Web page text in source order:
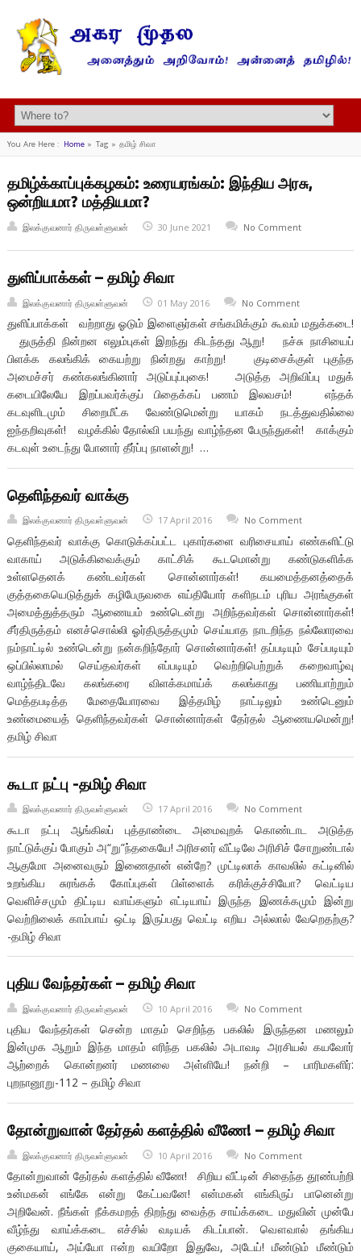
You Are Here : Home» Tag » தமிழ் சிவா
தமிழ்க்காப்புக்கழகம்: உரையரங்கம்: இந்திய அரசு,
ஒன்றியமா? மத்தியமா?
இலக்குவனார் திருவள்ளுவன் 30 June 2021 No Comment
துளிப்பாக்கள் – தமிழ் சிவா
இலக்குவனார் திருவள்ளுவன் 01 May 2016 No Comment
துளிப்பாக்கள் வற்றாது ஓடும் இளைஞர்கள் சங்கமிக்கும் கூவம் மதுக்கடை!
துருத்தி நின்றன எலும்புகள் இறந்து கிடந்தது ஆறு! நச்சு நாசியைப்
பிளக்க கலங்கிக் கையற்று நின்றது காற்று! குடிசைக்குள் புகுந்த
அமைச்சர் கண்கலங்கினார் அடுப்புப்புகை! அடுத்த அறிவிப்பு மதுக்
கடையிலேயே இறப்பவர்க்குப் பிதைக்கப் பணம் இலவசம்! எந்தக்
கடவுளிடமும் சிறைமீட்க வேண்டுமென்று யாகம் நடத்துவதில்லை
ஐந்தறிவுகள்! வழக்கில் தோல்வி பயந்து வாழ்ந்தன பேருந்துகள்! காக்கும்
கடவுள் உடைந்து போனார் தீர்ப்பு நாளன்று! …
தெளிந்தவர் வாக்கு
இலக்குவனார் திருவள்ளுவன் 17 April 2016 No Comment
தெளிந்தவர் வாக்கு கொடுக்கப்பட்ட புகார்களை வரிசையாய் எண்களிட்டு
வாகாய் அடுக்கிவைக்கும் காட்சிக் கூடமொன்று கண்டுகளிக்க
உள்ளதெனக் கண்டவர்கள் சொன்னார்கள்! கயமைத்தனத்தைக்
குத்தகையெடுத்துக் கழிபேருவகை எய்தியோர் களிநடம் புரிய அரங்குகள்
அமைத்துத்தரும் ஆணையம் உண்டென்று அறிந்தவர்கள் சொன்னார்கள்!
சீர்திருத்தம் எனச்சொல்லி ஓர்திருத்தமும் செய்யாத நாடறிந்த நல்லோரவை
நம்நாட்டில் உண்டென்று நன்கறிந்தோர் சொன்னார்கள்! தப்படியும் சேப்படியும்
ஒப்பில்லாமல் செய்தவர்கள் எப்படியும் வெற்றிபெற்றுக் கறைவாழ்வு
வாழ்ந்திடவே கலங்கரை விளக்கமாய்க் கலங்காது பணியாற்றும்
மெத்தபடித்த மேதையோரவை இத்தமிழ் நாட்டிலும் உண்டெனும்
உண்மையைத் தெளிந்தவர்கள் சொன்னார்கள் தேர்தல் ஆணையமென்று!
தமிழ் சிவா
கூடா நட்பு -தமிழ் சிவா
இலக்குவனார் திருவள்ளுவன் 17 April 2016 No Comment
கூடா நட்பு ஆங்கிலப் புத்தாண்டை அமைவுறக் கொண்டாட அடுத்த
நாட்டுக்குப் போகும் அ“று”ந்தகையே! அரிசனர் வீட்டிலே அரிசிச் சோறுண்டால்
ஆகுமோ அனைவரும் இணைதான் என்றே? முட்டிலாக் காவலில் கட்டினில்
உறங்கிய சுரங்கக் கோப்புகள் பிள்ளைக் கரிக்குச்சியோ? வெட்டிய
வெளிச்சமும் திட்டிய வாய்களும் எட்டியாய் இருந்த இணக்கமும் இன்று
வெற்றிலைக் காம்பாய் ஒட்டி இருப்பது வெட்டி எறிய அல்லால் வேறெதற்கு?
-தமிழ் சிவா
புதிய வேந்தர்கள் – தமிழ் சிவா
இலக்குவனார் திருவள்ளுவன் 10 April 2016 No Comment
புதிய வேந்தர்கள் சென்ற மாதம் செறிந்த பகலில் இருந்தன மணலும்
இன்முக ஆறும் இந்த மாதம் எரிந்த பகலில் அடாவடி அரசியல் கயவோர்
ஆற்றைக் கொன்றனர் மணலை அள்ளியே! நன்றி – பாரிமகளிர்:
புறநானூறு-112 – தமிழ் சிவா
தோன்றுவான் தேர்தல் களத்தில் வீணே! – தமிழ் சிவா
இலக்குவனார் திருவள்ளுவன் 10 April 2016 No Comment
தோன்றுவான் தேர்தல் களத்தில் வீணே! சிறிய வீட்டின் சிதைந்த தூண்பற்றி
உன்மகன் எங்கே என்று கேட்பவனே! என்மகன் எங்கிருப் பானென்று
அறிவேன். நீங்கள் நீக்கமறத் திறந்து வைத்த சாய்க்கடை மதுவின் முன்பே
வீழ்ந்து வாய்க்கடை எச்சில் வடியக் கிடப்பான். வௌவால் தங்கிய
குகையாய், அய்யோ ஈன்ற வயிறோ இதுவே, அடேய்! மீண்டும் மீண்டும்